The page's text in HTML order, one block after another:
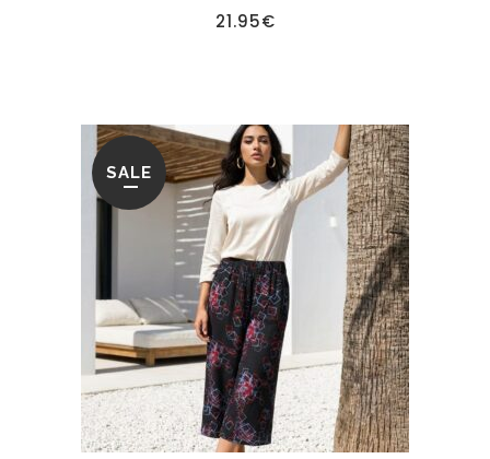
21.95€
SALE